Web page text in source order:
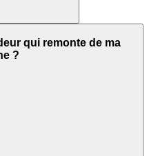
qui remonte de ma
?